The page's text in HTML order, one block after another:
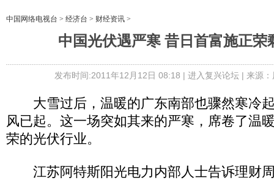
中国网络电视台 > 经济台 > 财经资讯 >
中国光伏遇严寒 昔日首富施正荣
发布时间:2011年12月12日 08:18 | 进入复兴论坛| 来源
大雪过后，温暖的广东南部也骤然寒冷
风已起。这一场突如其来的严寒，席卷了温
荣的光伏行业。
江苏阿特斯阳光电力内部人士告诉理财周